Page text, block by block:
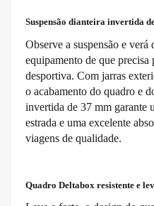
Suspensão dianteira invertida
Observe a suspensão e verá
equipamento de que
desportiva. Com jarras
o acabamento do quadro e
invertida de 37 mm garante
estrada e uma excelente
viagens de qualidade.
Quadro Deltabox resistente e